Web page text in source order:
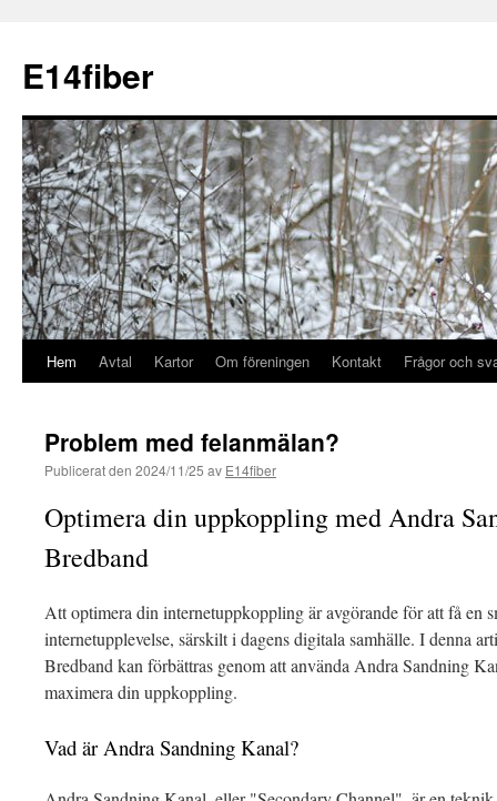
E14fiber
Hem Avtal Kartor Om föreningen Kontakt Frågor och
Problem med felanmälan?
Publicerat den 2024/11/25 av E14fiber
Optimera din uppkoppling med Andra
Bredband
Att optimera din internetuppkoppling är avgörande för att få en
internetupplevelse, särskilt i dagens digitala samhälle. I denna
Bredband kan förbättras genom att använda Andra Sandning
maximera din uppkoppling.
Vad är Andra Sandning Kanal?